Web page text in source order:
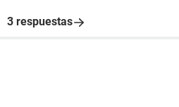
3 respuestas